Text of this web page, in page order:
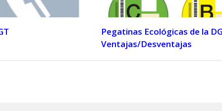
Pegatinas Ecológicas de la
Ventajas/Desventajas